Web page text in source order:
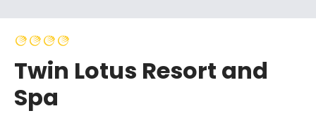
Twin Lotus Resort and
Spa